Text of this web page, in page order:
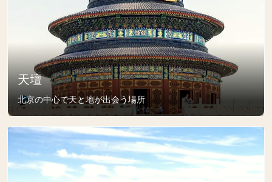
天壇
北京の中心で天と地が出会う場所